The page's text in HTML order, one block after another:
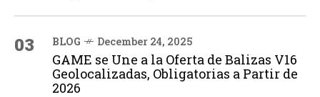
03 BLOG December 24, 2025
GAME se Une a la Oferta de Balizas V16
Geolocalizadas, Obligatorias a Partir de
2026